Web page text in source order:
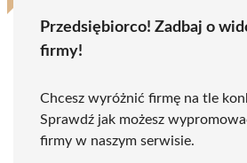
Przedsiębiorco! Zadbaj o
firmy!
Chcesz wyróżnić firmę na tle
Sprawdź jak możesz
firmy w naszym serwisie.